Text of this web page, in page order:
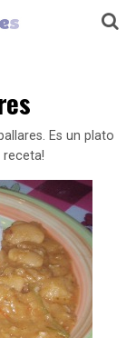
Es un plato
receta!